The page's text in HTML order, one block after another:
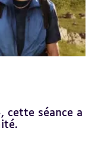
cette séance a